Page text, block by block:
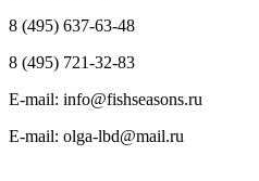
8 (495) 637-63-48
8 (495) 721-32-83
E-mail: info@fishseasons.ru
E-mail: olga-lbd@mail.ru